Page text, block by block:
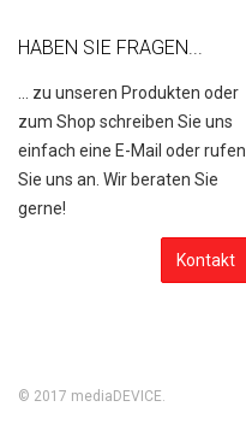
HABEN SIE FRAGEN...
... zu unseren Produkten oder
zum Shop schreiben Sie uns
einfach eine E-Mail oder rufen
Sie uns an. Wir beraten Sie
gerne!
Kontakt
© 2017 mediaDEVICE.